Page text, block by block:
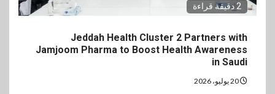
2 دقيقة قراءة
Jeddah Health Cluster 2 Partners with
Jamjoom Pharma to Boost Health Awareness
in Saudi